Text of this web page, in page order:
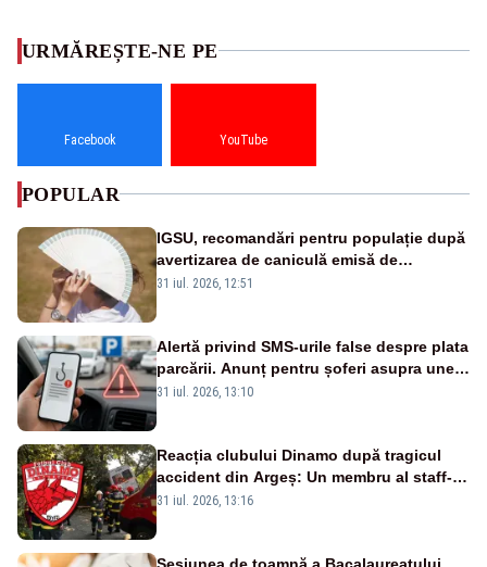
URMĂREȘTE-NE PE
Facebook YouTube
POPULAR
IGSU, recomandări pentru populație după
avertizarea de caniculă emisă de
meteorologi
31 iul. 2026, 12:51
Alertă privind SMS-urile false despre plata
parcării. Anunț pentru șoferi asupra unei
noi metode de fraudă online
31 iul. 2026, 13:10
Reacția clubului Dinamo după tragicul
accident din Argeș: Un membru al staff-
ului medical a murit, antrenorul Adrian
31 iul. 2026, 13:16
Sesiunea de toamnă a Bacalaureatului